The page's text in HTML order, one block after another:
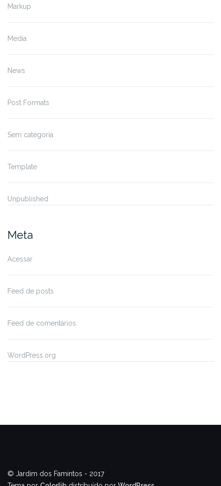
Markup
Media
News
Post Formats
Sem categoria
Template
Unpublished
Meta
Acessar
Feed de posts
Feed de comentários
WordPress.org
© Jardim dos Famintos - 2017